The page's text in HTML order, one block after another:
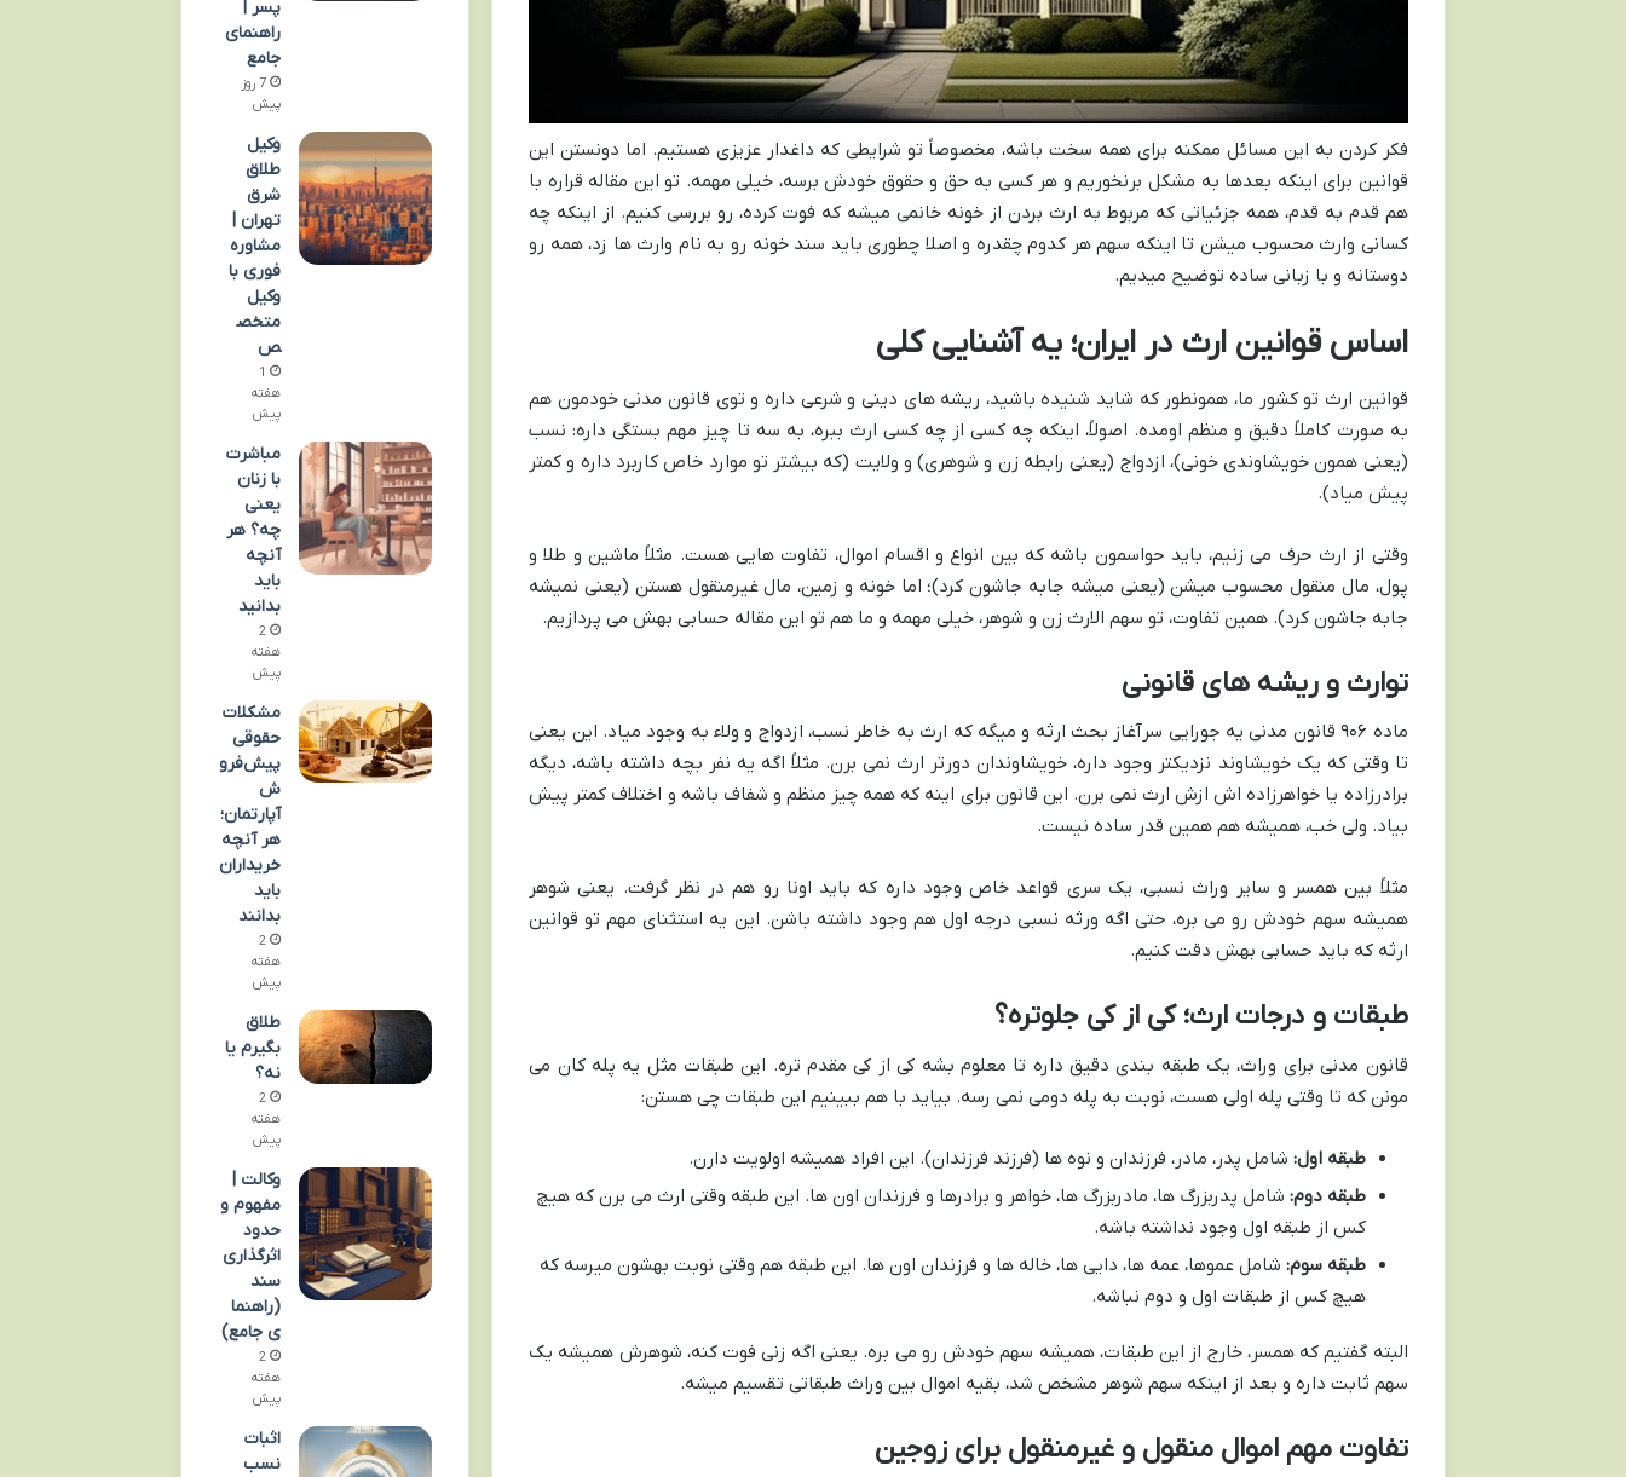
فکر کردن به این مسائل ممکنه برای همه سخت باشه، مخصوصاً تو شرایطی که داغدار عزیزی هستیم. اما دونستن این
قوانین برای اینکه بعدها به مشکل برنخوریم و هر کسی به حق و حقوق خودش برسه، خیلی مهمه. تو این مقاله قراره با
هم قدم به قدم، همه جزئیاتی که مربوط به ارث بردن از خونه خانمی میشه که فوت کرده، رو بررسی کنیم. از اینکه چه
کسانی وارث محسوب میشن تا اینکه سهم هر کدوم چقدره و اصلا چطوری باید سند خونه رو به نام وارث ها زد، همه رو
دوستانه و با زبانی ساده توضیح میدیم.
اساس قوانین ارث در ایران؛ یه آشنایی کلی
قوانین ارث تو کشور ما، همونطور که شاید شنیده باشید، ریشه های دینی و شرعی داره و توی قانون مدنی خودمون هم
به صورت کاملاً دقیق و منظم اومده. اصولاً، اینکه چه کسی از چه کسی ارث ببره، به سه تا چیز مهم بستگی داره: نسب
(یعنی همون خویشاوندی خونی)، ازدواج (یعنی رابطه زن و شوهری) و ولایت (که بیشتر تو موارد خاص کاربرد داره و کمتر
پیش میاد).
وقتی از ارث حرف می زنیم، باید حواسمون باشه که بین انواع و اقسام اموال، تفاوت هایی هست. مثلاً ماشین و طلا و
پول، مال منقول محسوب میشن (یعنی میشه جابه جاشون کرد)؛ اما خونه و زمین، مال غیرمنقول هستن (یعنی نمیشه
جابه جاشون کرد). همین تفاوت، تو سهم الارث زن و شوهر، خیلی مهمه و ما هم تو این مقاله حسابی بهش می پردازیم.
توارث و ریشه های قانونی
ماده ۹۰۶ قانون مدنی یه جورایی سرآغاز بحث ارثه و میگه که ارث به خاطر نسب، ازدواج و ولاء به وجود میاد. این یعنی
تا وقتی که یک خویشاوند نزدیکتر وجود داره، خویشاوندان دورتر ارث نمی برن. مثلاً اگه یه نفر بچه داشته باشه، دیگه
برادرزاده یا خواهرزاده اش ازش ارث نمی برن. این قانون برای اینه که همه چیز منظم و شفاف باشه و اختلاف کمتر پیش
بیاد. ولی خب، همیشه هم همین قدر ساده نیست.
مثلاً بین همسر و سایر وراث نسبی، یک سری قواعد خاص وجود داره که باید اونا رو هم در نظر گرفت. یعنی شوهر
همیشه سهم خودش رو می بره، حتی اگه ورثه نسبی درجه اول هم وجود داشته باشن. این یه استثنای مهم تو قوانین
ارثه که باید حسابی بهش دقت کنیم.
طبقات و درجات ارث؛ کی از کی جلوتره؟
قانون مدنی برای وراث، یک طبقه بندی دقیق داره تا معلوم بشه کی از کی مقدم تره. این طبقات مثل یه پله کان می
مونن که تا وقتی پله اولی هست، نوبت به پله دومی نمی رسه. بیاید با هم ببینیم این طبقات چی هستن:
طبقه اول: شامل پدر، مادر، فرزندان و نوه ها (فرزند فرزندان). این افراد همیشه اولویت دارن.
طبقه دوم: شامل پدربزرگ ها، مادربزرگ ها، خواهر و برادرها و فرزندان اون ها. این طبقه وقتی ارث می برن که هیچ
کس از طبقه اول وجود نداشته باشه.
طبقه سوم: شامل عموها، عمه ها، دایی ها، خاله ها و فرزندان اون ها. این طبقه هم وقتی نوبت بهشون میرسه که
هیچ کس از طبقات اول و دوم نباشه.
البته گفتیم که همسر، خارج از این طبقات، همیشه سهم خودش رو می بره. یعنی اگه زنی فوت کنه، شوهرش همیشه یک
سهم ثابت داره و بعد از اینکه سهم شوهر مشخص شد، بقیه اموال بین وراث طبقاتی تقسیم میشه.
تفاوت مهم اموال منقول و غیرمنقول برای زوجین
پسر |
راهنمای
جامع
7 روز
پیش
وکیل
طلاق
شرق
تهران |
مشاوره
فوری با
وکیل
متخص
ص
1
هفته
پیش
مباشرت
با زنان
یعنی
چه؟ هر
آنچه
باید
بدانید
2
هفته
پیش
مشکلات
حقوقی
پیش‌فرو
ش
آپارتمان؛
هر آنچه
خریداران
باید
بدانند
2
هفته
پیش
طلاق
بگیرم یا
نه؟
2
هفته
پیش
وکالت |
مفهوم و
حدود
اثرگذاری
سند
(راهنما
ی جامع)
2
هفته
پیش
اثبات
نسب